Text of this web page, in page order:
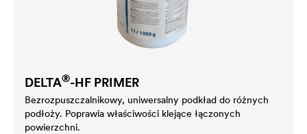
DELTA®-HF PRIMER
Bezrozpuszczalnikowy, uniwersalny podkład do różnych
podłoży. Poprawia właściwości klejące łączonych
powierzchni.